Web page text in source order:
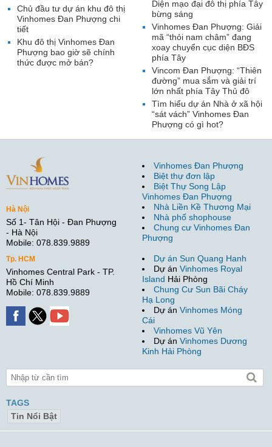
Diện mạo đại đô thị phía Tây
bừng sáng
Vinhomes Đan Phượng: Giải
mã “thỏi nam châm” đang
xoay chuyển cục diện BĐS
phía Tây
Vincom Đan Phượng: “Thiên
đường” mua sắm và giải trí
lớn nhất phía Tây Thủ đô
Tìm hiểu dự án Nhà ở xã hội
“sát vách” Vinhomes Đan
Phượng có gì hot?
Chủ đầu tư dự án khu đô thị
Vinhomes Đan Phượng chi
tiết
Khu đô thị Vinhomes Đan
Phượng bao giờ sẽ chính
thức được mở bán?
Hà Nội
Số 1- Tân Hội - Đan Phượng
- Hà Nội
Mobile: 078.839.9889
Tp. HCM
Vinhomes Central Park - TP.
Hồ Chí Minh
Mobile: 078.839.9889
Vinhomes Đan Phượng
Biệt thự đơn lập
Biệt Thự Song Lập
Vinhomes Đan Phượng
Nhà Liền Kề Thương Mại
Nhà phố shophouse
Chung cư Vinhomes Đan
Phượng
Dự án Sun Quang Hanh
Dự án Vinhomes Royal
Island Hải Phòng
Chung Cư Sun Bãi Cháy
Hạ Long
Dự án Vinhomes Móng
Cái
Vinhomes Vũ Yên
Dự án Vinhomes Dương
Kinh Hải Phòng
TAGS
Tin Nổi Bật